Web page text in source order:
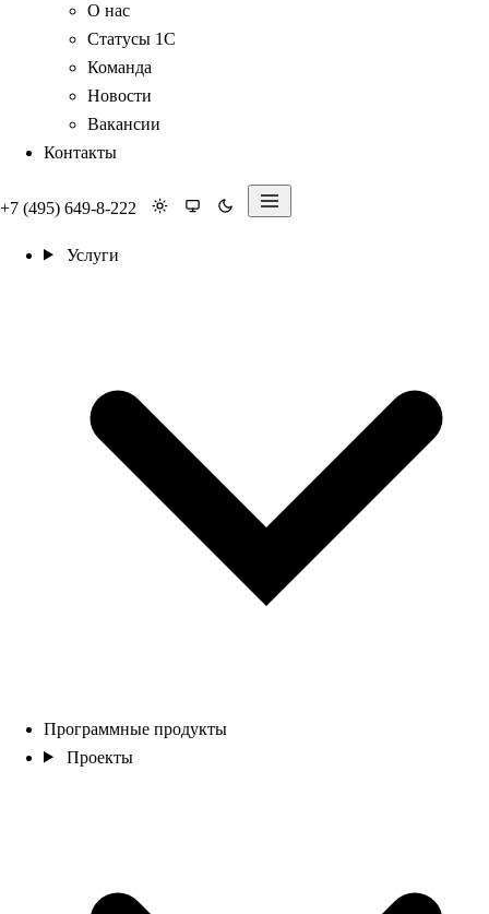
О нас
Статусы 1С
Команда
Новости
Вакансии
Контакты
+7 (495) 649-8-222
Услуги
Программные продукты
Проекты